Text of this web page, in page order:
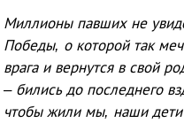
Миллионы павших не
Победы, о которой так
врага и вернутся в свой
– бились до последнего
чтобы жили мы, наши